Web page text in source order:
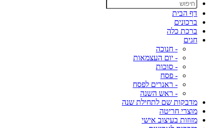
דף הבית
ברכונים
ברכת כלה
חגים
- חנוכה
- יום העצמאות
- סוכות
- פסח
- ראנרים לפסח
- ראש השנה
מדבקות שם לתחילת שנה
מוצרי חריטה
מזוזות בעיצוב אישי